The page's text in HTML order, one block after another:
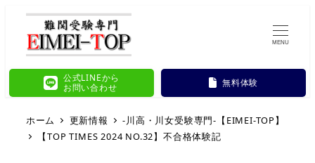
公式LINEから
お問い合わせ
無料体験
MENU
ホーム 更新情報
-川高・川女受験専門-【EIMEI-TOP】
【TOP TIMES 2024 NO.32】不合格体験記